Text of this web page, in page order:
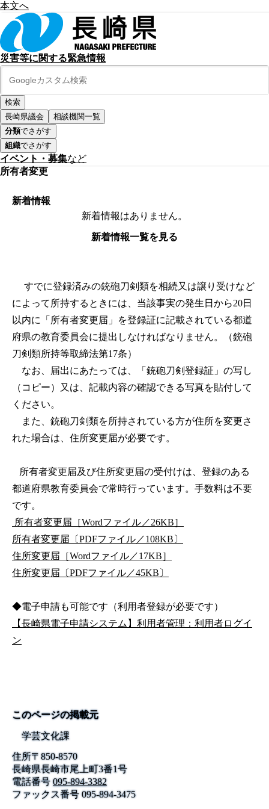
本文へ
災害等に関する緊急情報
長崎県議会
相談機関一覧
分類でさがす
組織でさがす
イベント・募集など
所有者変更
新着情報
新着情報はありません。
新着情報一覧を見る
すでに登録済みの銃砲刀剣類を相続又は譲り受けなど
によって所持するときには、当該事実の発生日から20日
以内に「所有者変更届」を登録証に記載されている都道
府県の教育委員会に提出しなければなりません。（銃砲
刀剣類所持等取締法第17条）
なお、届出にあたっては、「銃砲刀剣登録証」の写し
（コピー）又は、記載内容の確認できる写真を貼付して
ください。
また、銃砲刀剣類を所持されている方が住所を変更さ
れた場合は、住所変更届が必要です。
所有者変更届及び住所変更届の受付けは、登録のある
都道府県教育委員会で常時行っています。手数料は不要
です。
所有者変更届［Wordファイル／26KB］
所有者変更届〔PDFファイル／108KB〕
住所変更届［Wordファイル／17KB］
住所変更届〔PDFファイル／45KB〕
◆電子申請も可能です（利用者登録が必要です）
【長崎県電子申請システム】利用者管理：利用者ログイ
ン
このページの掲載元
学芸文化課
住所〒850-8570
長崎県長崎市尾上町3番1号
電話番号 095-894-3382
ファックス番号095-894-3475